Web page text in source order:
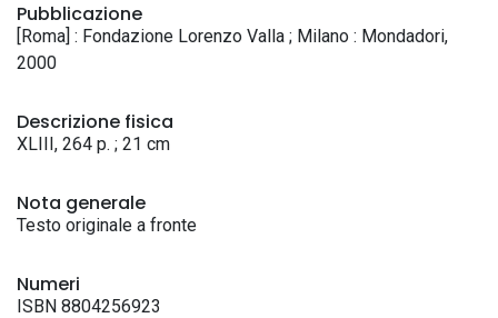
Pubblicazione
[Roma] : Fondazione Lorenzo Valla ; Milano : Mondadori,
2000
Descrizione fisica
XLIII, 264 p. ; 21 cm
Nota generale
Testo originale a fronte
Numeri
ISBN 8804256923